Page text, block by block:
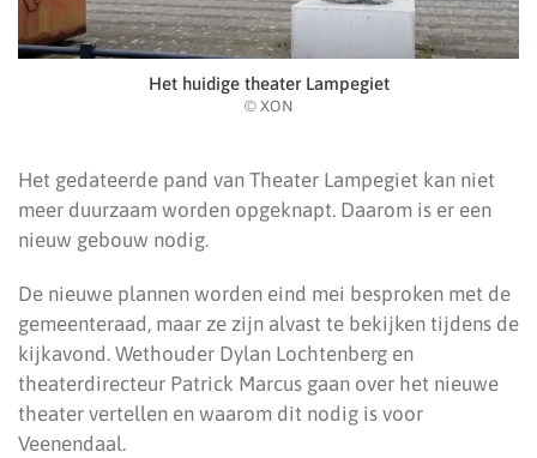
Het huidige theater Lampegiet
© XON
Het gedateerde pand van Theater Lampegiet kan niet
meer duurzaam worden opgeknapt. Daarom is er een
nieuw gebouw nodig.
De nieuwe plannen worden eind mei besproken met de
gemeenteraad, maar ze zijn alvast te bekijken tijdens de
kijkavond. Wethouder Dylan Lochtenberg en
theaterdirecteur Patrick Marcus gaan over het nieuwe
theater vertellen en waarom dit nodig is voor
Veenendaal.